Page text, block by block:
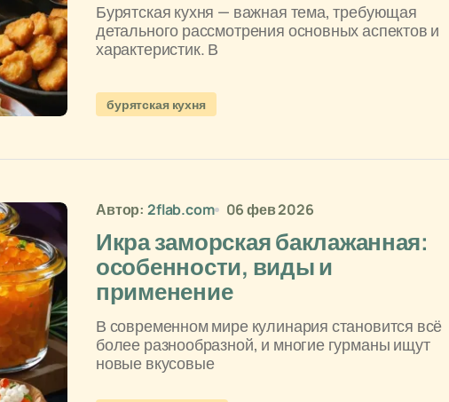
Бурятская кухня — важная тема, требующая
детального рассмотрения основных аспектов и
характеристик. В
бурятская кухня
Автор: 2flab.com 06 фев 2026
Икра заморская баклажанная:
особенности, виды и
применение
В современном мире кулинария становится всё
более разнообразной, и многие гурманы ищут
новые вкусовые